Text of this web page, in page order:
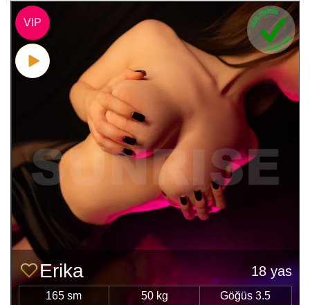
Erika 18 yas
165 sm 50 kg Göğüs 3.5
VIP